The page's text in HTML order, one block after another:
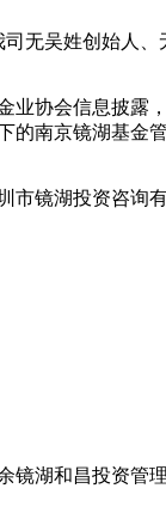
无吴姓创始人
协会信息披露
的南京镜湖基金
市镜湖投资咨询
镜湖和昌投资